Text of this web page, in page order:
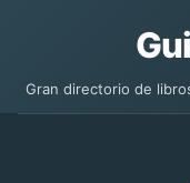
Gran directorio de